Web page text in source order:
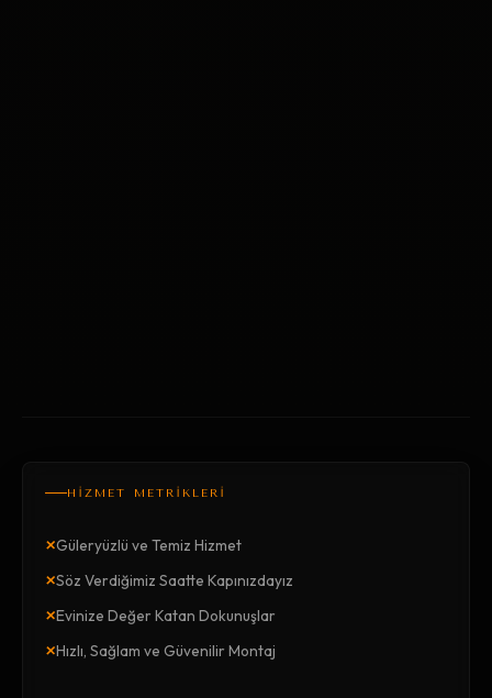
HİZMET METRİKLERİ
×Güleryüzlü ve Temiz Hizmet
×Söz Verdiğimiz Saatte Kapınızdayız
×Evinize Değer Katan Dokunuşlar
×Hızlı, Sağlam ve Güvenilir Montaj